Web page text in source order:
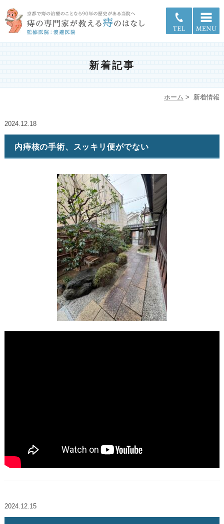
新着記事
ホーム > 新着情報
2024.12.18
内痔核の手術、スッキリ便がでない
2024.12.15